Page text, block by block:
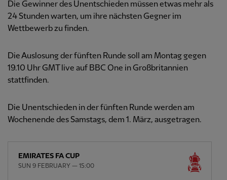
Die Gewinner des Unentschieden müssen etwas mehr als
24 Stunden warten, um ihre nächsten Gegner im
Wettbewerb zu finden.
Die Auslosung der fünften Runde soll am Montag gegen
19.10 Uhr GMT live auf BBC One in Großbritannien
stattfinden.
Die Unentschieden in der fünften Runde werden am
Wochenende des Samstags, dem 1. März, ausgetragen.
EMIRATES FA CUP
SUN 9 FEBRUARY — 15:00